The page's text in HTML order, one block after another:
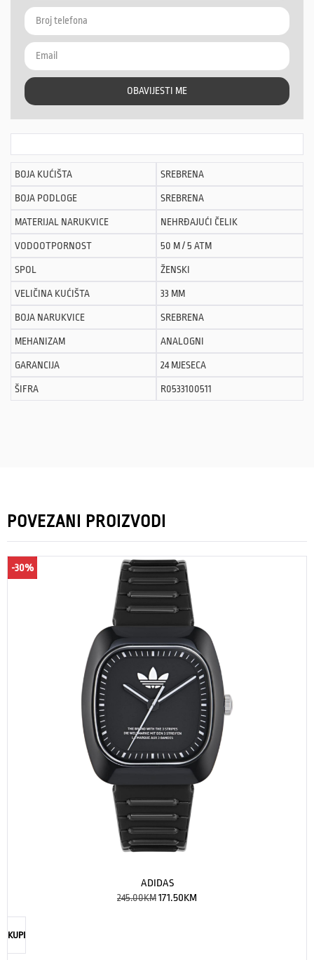
OBAVIJESTI ME
BOJA KUĆIŠTA SREBRENA
BOJA PODLOGE SREBRENA
MATERIJAL NARUKVICE NEHRĐAJUĆI ČELIK
VODOOTPORNOST 50 M / 5 ATM
SPOL ŽENSKI
VELIČINA KUĆIŠTA 33 MM
BOJA NARUKVICE SREBRENA
MEHANIZAM ANALOGNI
GARANCIJA 24 MJESECA
ŠIFRA R0533100511
POVEZANI PROIZVODI
-30%
ADIDAS
245.00KM171.50KM
KUPI